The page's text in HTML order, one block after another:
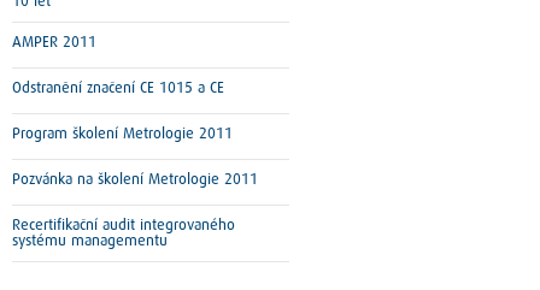
AMPER 2011
Odstranění značení CE 1015 a CE
Program školení Metrologie 2011
Pozvánka na školení Metrologie 2011
Recertifikační audit integrovaného
systému managementu